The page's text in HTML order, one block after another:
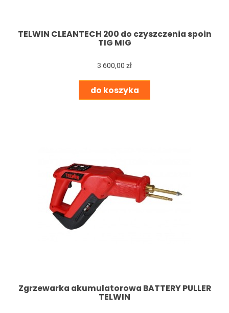
TELWIN CLEANTECH 200 do czyszczenia spoin
TIG MIG
3 600,00 zł
do koszyka
Zgrzewarka akumulatorowa BATTERY PULLER
TELWIN